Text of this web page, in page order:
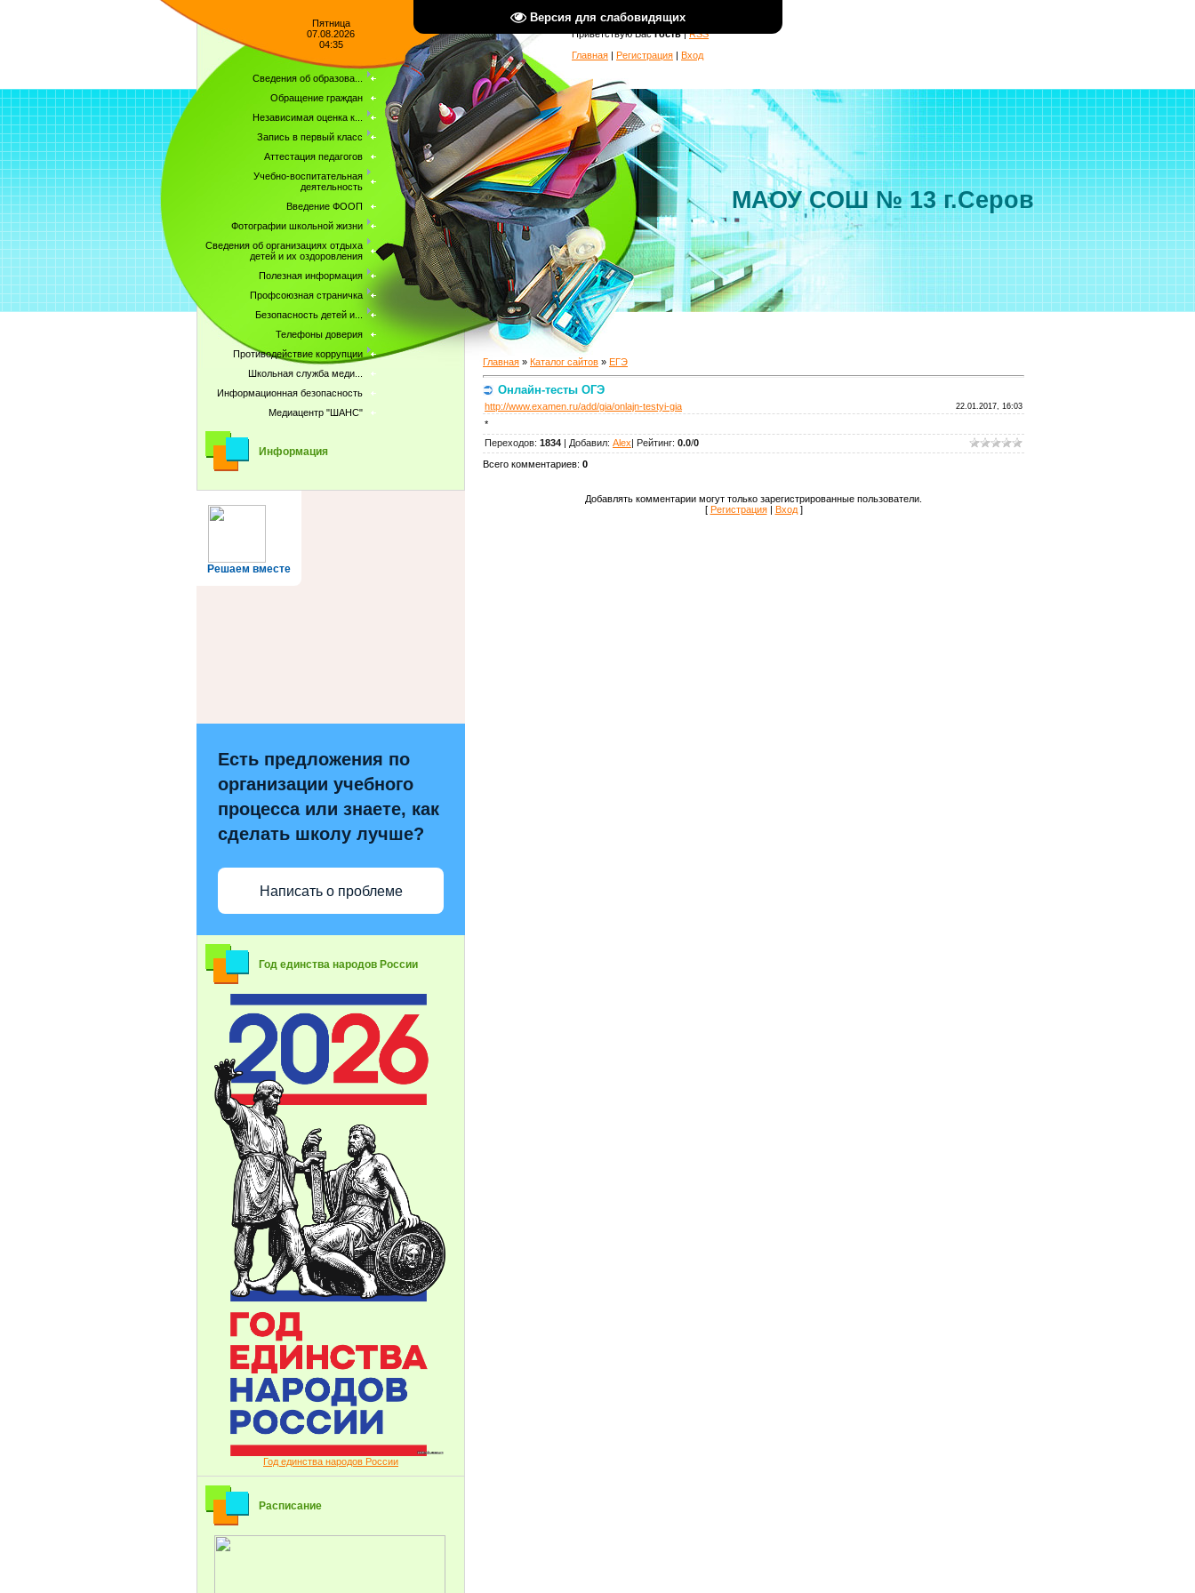
Версия для слабовидящих
Пятница
07.08.2026
04:35
Сведения об образова...
Обращение граждан
Независимая оценка к...
Запись в первый класс
Аттестация педагогов
Учебно-воспитательная
деятельность
Введение ФООП
Фотографии школьной жизни
Сведения об организациях отдыха
детей и их оздоровления
Полезная информация
Профсоюзная страничка
Безопасность детей и...
Телефоны доверия
Противодействие коррупции
Школьная служба меди...
Информационная безопасность
Медиацентр "ШАНС"
Информация
Решаем вместе
Есть предложения по
организации учебного
процесса или знаете, как
сделать школу лучше?
Написать о проблеме
Год единства народов России
Год единства народов России
Расписание
Приветствую Вас Гость|RSS
Главная | Регистрация | Вход
МАОУ СОШ № 13 г.Серов
Главная » Каталог сайтов » ЕГЭ
Онлайн-тесты ОГЭ
http://www.examen.ru/add/gia/onlajn-testyi-gia 22.01.2017, 16:03
*
Переходов: 1834 | Добавил: Alex| Рейтинг: 0.0/0
Всего комментариев: 0
Добавлять комментарии могут только зарегистрированные пользователи.
[ Регистрация| Вход]